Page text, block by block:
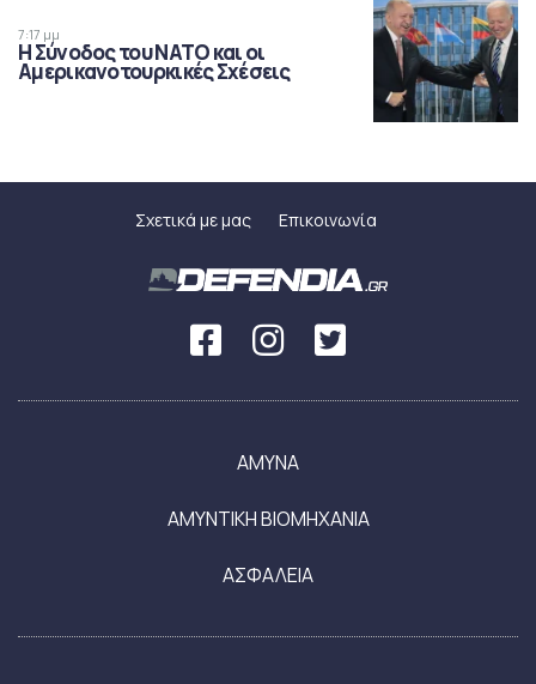
7:17 μμ
Η Σύνοδος του ΝΑΤΟ και οι
Αμερικανοτουρκικές Σχέσεις
Σχετικά με μας Επικοινωνία
ΑΜΥΝΑ
ΑΜΥΝΤΙΚΗ ΒΙΟΜΗΧΑΝΙΑ
ΑΣΦΑΛΕΙΑ